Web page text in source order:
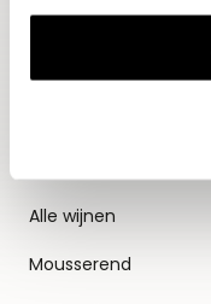
Alle wijnen
Mousserend